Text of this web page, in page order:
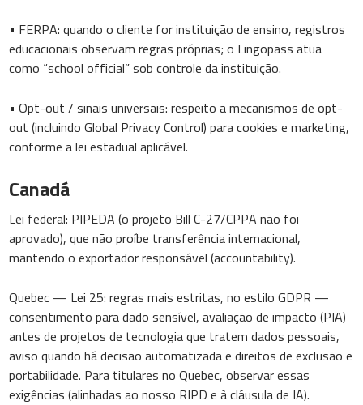
• FERPA: quando o cliente for instituição de ensino, registros
educacionais observam regras próprias; o Lingopass atua
como “school official” sob controle da instituição.
• Opt-out / sinais universais: respeito a mecanismos de opt-
out (incluindo Global Privacy Control) para cookies e marketing,
conforme a lei estadual aplicável.
Canadá
Lei federal: PIPEDA (o projeto Bill C-27/CPPA não foi
aprovado), que não proíbe transferência internacional,
mantendo o exportador responsável (accountability).
Quebec — Lei 25: regras mais estritas, no estilo GDPR —
consentimento para dado sensível, avaliação de impacto (PIA)
antes de projetos de tecnologia que tratem dados pessoais,
aviso quando há decisão automatizada e direitos de exclusão e
portabilidade. Para titulares no Quebec, observar essas
exigências (alinhadas ao nosso RIPD e à cláusula de IA).